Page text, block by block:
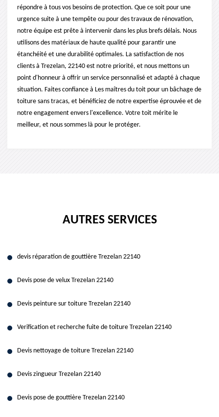
répondre à tous vos besoins de protection. Que ce soit pour une
urgence suite à une tempête ou pour des travaux de rénovation,
notre équipe est prête à intervenir dans les plus brefs délais. Nous
utilisons des matériaux de haute qualité pour garantir une
étanchéité et une durabilité optimales. La satisfaction de nos
clients à Trezelan, 22140 est notre priorité, et nous mettons un
point d'honneur à offrir un service personnalisé et adapté à chaque
situation. Faites confiance à Les maîtres du toit pour un bâchage de
toiture sans tracas, et bénéficiez de notre expertise éprouvée et de
notre engagement envers l'excellence. Votre toit mérite le
meilleur, et nous sommes là pour le protéger.
AUTRES SERVICES
devis réparation de gouttière Trezelan 22140
Devis pose de velux Trezelan 22140
Devis peinture sur toiture Trezelan 22140
Verification et recherche fuite de toiture Trezelan 22140
Devis nettoyage de toiture Trezelan 22140
Devis zingueur Trezelan 22140
Devis pose de gouttière Trezelan 22140